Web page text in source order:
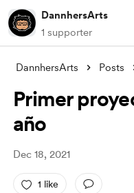
DannhersArts
1 supporter
DannhersArts Posts
Primer
año
Dec 18, 2021
1 like